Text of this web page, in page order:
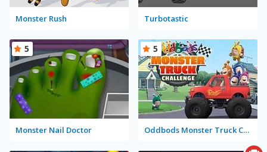
Monster Rush Turbotastic
Monster Nail Doctor
5
Oddbods Monster Truck Challenge
5